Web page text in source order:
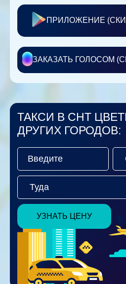
ПРИЛОЖЕНИЕ
ЗАКАЗАТЬ ГОЛОСОМ
ТАКСИ В СНТ
ДРУГИХ ГОРОДОВ:
УЗНАТЬ ЦЕНУ